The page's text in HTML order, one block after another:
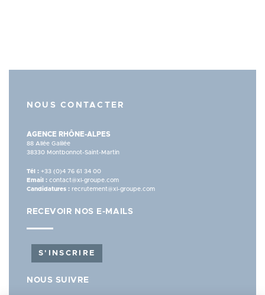
NOUS CONTACTER
AGENCE RHÔNE-ALPES
88 Allée Galilée
38330 Montbonnot-Saint-Martin
Tél : +33 (0)4 76 61 34 00
Email : contact@xl-groupe.com
Candidatures : recrutement@xl-groupe.com
RECEVOIR NOS E-MAILS
S'INSCRIRE
NOUS SUIVRE